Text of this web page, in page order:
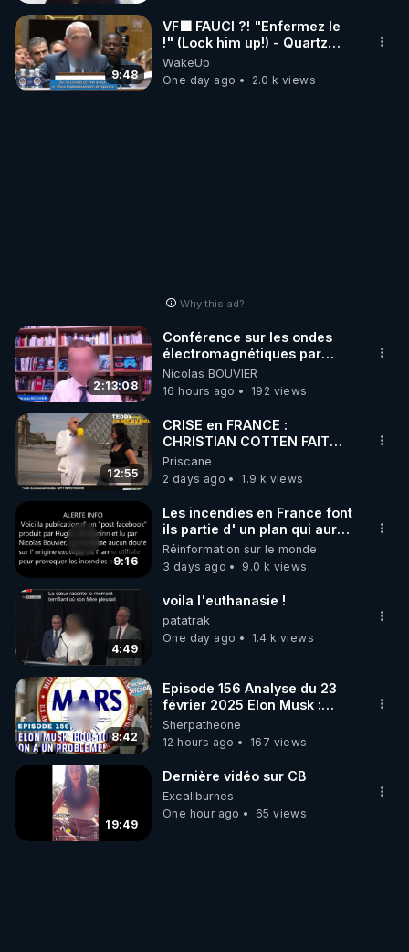
9:48
VF🟩 FAUCI ?! "Enfermez le
!" (Lock him up!) - Quartz
Traduction
WakeUp
One day ago
2.0 k views
Why this ad?
2:13:08
Conférence sur les ondes
électromagnétiques par
Grégoire Caustru et Bart de
Wever !
Nicolas BOUVIER
16 hours ago
192 views
12:55
CRISE en FRANCE :
CHRISTIAN COTTEN FAIT
une étrange découverte
Priscane
2 days ago
1.9 k views
9:16
Les incendies en France font
ils partie d' un plan qui aurait
débuté le 11 septembre 2001
?
Réinformation sur le monde
3 days ago
9.0 k views
4:49
voila l'euthanasie !
patatrak
One day ago
1.4 k views
8:42
Episode 156 Analyse du 23
février 2025 Elon Musk :
Houston , on a un problème !
Sherpatheone
12 hours ago
167 views
19:49
Dernière vidéo sur CB
Excaliburnes
One hour ago
65 views